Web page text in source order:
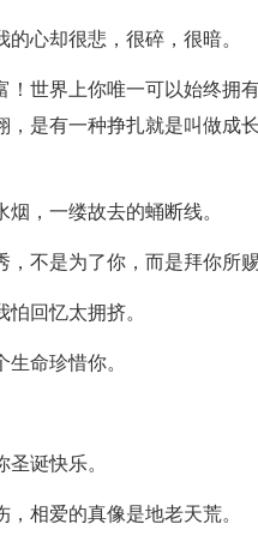
心却很悲，很碎，很暗。
！世界上你唯一可以始终拥
是有一种挣扎就是叫做成
，一缕故去的蛹断线。
不是为了你，而是拜你所赐
回忆太拥挤。
命珍惜你。
诞快乐。
相爱的真像是地老天荒。